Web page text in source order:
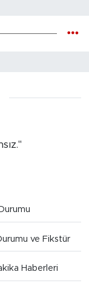
ve Fikstür
Haberleri